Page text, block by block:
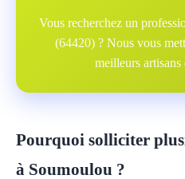
Vous recherchez un
(64420) ? Nous vous
meilleurs
Pourquoi solliciter
à Soumoulou ?